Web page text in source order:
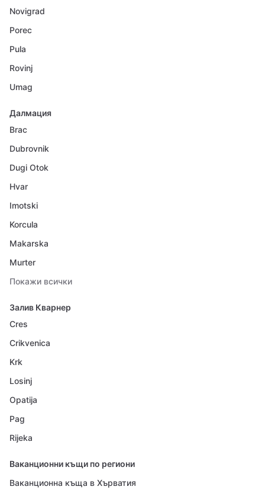
Novigrad
Porec
Pula
Rovinj
Umag
Далмация
Brac
Dubrovnik
Dugi Otok
Hvar
Imotski
Korcula
Makarska
Murter
Покажи всички
Залив Кварнер
Cres
Crikvenica
Krk
Losinj
Opatija
Pag
Rijeka
Ваканционни къщи по региони
Ваканционна къща в Хърватия